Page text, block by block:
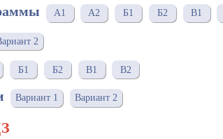
A1 A2 Б1 Б2 В1
2
Б1 Б2 В1 В2
Вариант 1 Вариант 2